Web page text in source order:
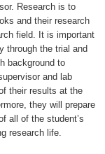
Research is to
and their research
field. It is important
through the trial and
background to
and lab
their results at the
they will prepare
all of the student’s
research life.